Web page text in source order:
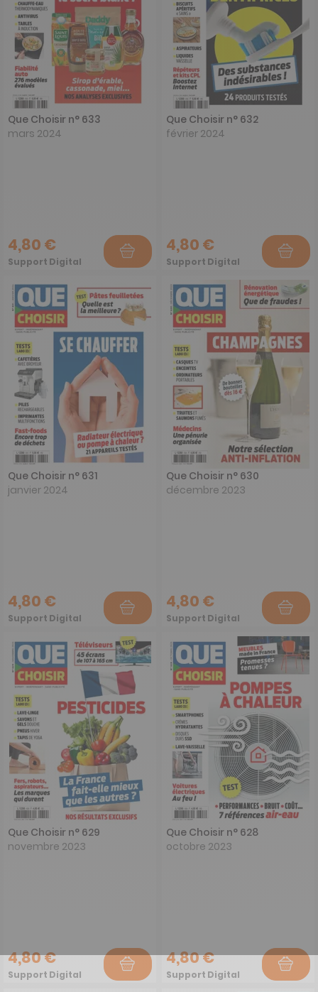
Que Choisir n° 633
mars 2024
4,80 €
Support Digital
Que Choisir n° 632
février 2024
4,80 €
Support Digital
Que Choisir n° 631
janvier 2024
4,80 €
Support Digital
Que Choisir n° 630
décembre 2023
4,80 €
Support Digital
Que Choisir n° 629
novembre 2023
4,80 €
Support Digital
Que Choisir n° 628
octobre 2023
4,80 €
Support Digital